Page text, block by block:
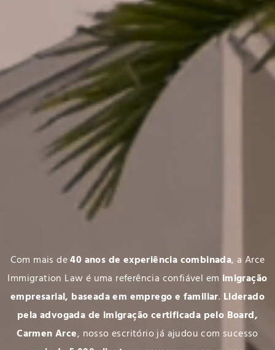
Com mais de40 anos de experiência combinada, a Arce
Immigration Law é uma referência confiável em imigração
empresarial, baseada em emprego e familiar. Liderado
pela advogada de imigração certificada pelo Board,
Carmen Arce, nosso escritório já ajudou com sucesso